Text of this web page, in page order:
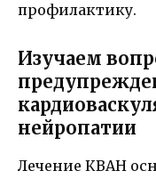
профилактику.
Изучаем
нейропатии
Лечение КВАН